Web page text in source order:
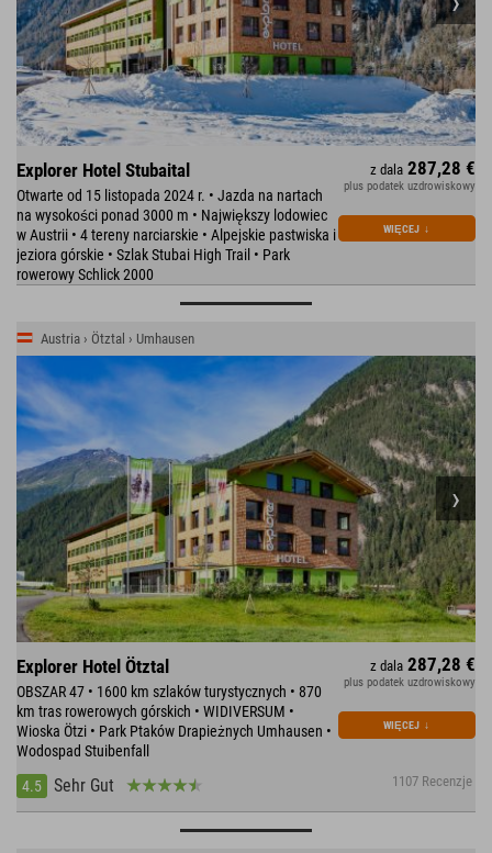
Explorer Hotel Stubaital
Otwarte od 15 listopada 2024 r. • Jazda na nartach
na wysokości ponad 3000 m • Największy lodowiec
w Austrii • 4 tereny narciarskie • Alpejskie pastwiska i
jeziora górskie • Szlak Stubai High Trail • Park
rowerowy Schlick 2000
z dala 287,28 €
plus podatek uzdrowiskowy
WIĘCEJ ↓
Austria › Ötztal › Umhausen
Explorer Hotel Ötztal
OBSZAR 47 • 1600 km szlaków turystycznych • 870
km tras rowerowych górskich • WIDIVERSUM •
Wioska Ötzi • Park Ptaków Drapieżnych Umhausen •
Wodospad Stuibenfall
4.5
Sehr Gut 1107 Recenzje
z dala 287,28 €
plus podatek uzdrowiskowy
WIĘCEJ ↓